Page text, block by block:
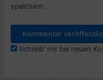
speichern.
Schreib' mir bei neuen